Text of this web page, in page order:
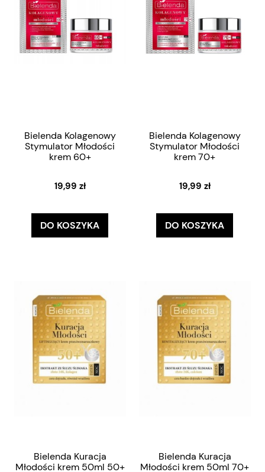
Bielenda Kolagenowy
Stymulator Młodości
krem 60+
19,99 zł
DO KOSZYKA
Bielenda Kolagenowy
Stymulator Młodości
krem 70+
19,99 zł
DO KOSZYKA
Bielenda Kuracja
Młodości krem 50ml 50+
Bielenda Kuracja
Młodości krem 50ml 70+